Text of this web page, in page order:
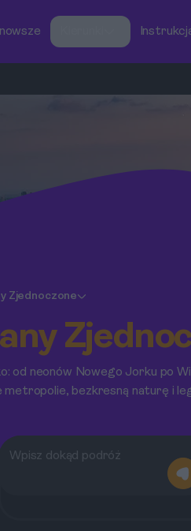
Zjednoczone
od neonów Nowego Jorku po
metropolie, bezkresną naturę i